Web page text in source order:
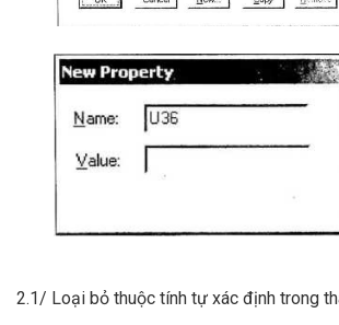
2.1/ Loại bỏ thuộc tính tự xác định trong